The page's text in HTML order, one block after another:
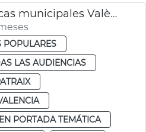
Apertura bibliotecas municipales València 24 horas por exámenes
POPULARES
LAS AUDIENCIAS
EN PORTADA TEMÁTICA